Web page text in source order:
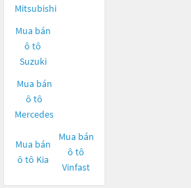
Mitsubishi
Mua bán
ô tô
Suzuki
Mua bán
ô tô
Mercedes
Mua bán
ô tô Kia
Mua bán
ô tô
Vinfast